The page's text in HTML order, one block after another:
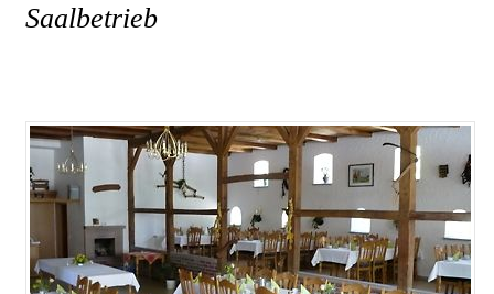
Saalbetrieb